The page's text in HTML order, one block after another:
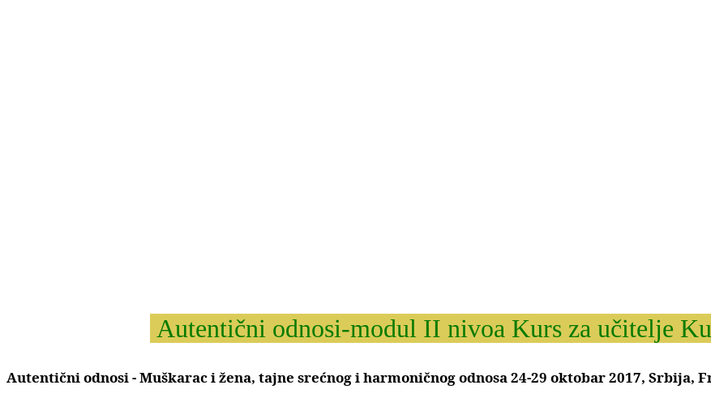
Autentični odnosi-modul II nivoa Kurs za učitelje
Autentični odnosi - Muškarac i žena, tajne srećnog i harmoničnog odnosa 24-29 oktobar 2017, Srbija,